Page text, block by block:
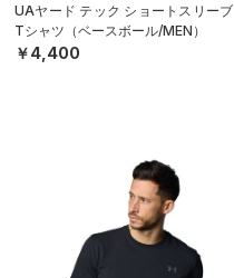
UAヤード テック ショートスリーブ
Tシャツ（ベースボール/MEN）
￥4,400